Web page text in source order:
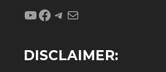
YouTube
Facebook
Telegram
Mail
DISCLAIMER: